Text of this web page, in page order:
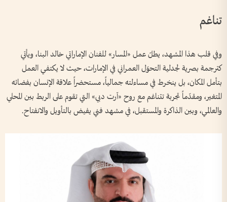
تناغم
وفي قلب هذا المشهد، يطلّ عمل «المسار» للفنان الإماراتي خالد البنا، ويأتي
كترجمة بصرية لجدلية التحوّل العمراني في الإمارات، حيث لا يكتفي العمل
بتأمل المكان، بل ينخرط في مساءلته جمالياً، مستحضراً علاقة الإنسان بفضائه
المتغير، ومقدّماً تجربة تتناغم مع روح «آرت دبي» التي تقوم على الربط بين المحلي
والعالمي، وبين الذاكرة والمستقبل، في مشهد فني يفيض بالتأويل والانفتاح.